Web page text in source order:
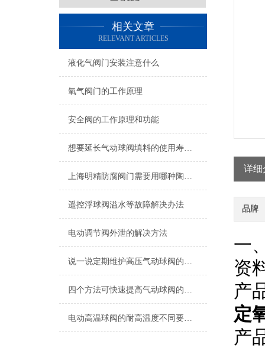
相关文章
RELEVANT ARTICLES
液化气阀门安装注意什么
氧气阀门的工作原理
安全阀的工作原理和功能
想要延长气动球阀填料的使用寿命，这些方法怎么能错过？
上海明精防腐阀门需要用哪种陶瓷材料制作？
遥控浮球阀溢水等故障解决办法
电动调节阀外泄的解决方法
说一说定期维护高压气动球阀的重要性
四个方法可快速提高气动球阀的稳定性
电动高温球阀的耐高温度不同要选择不同材料
详细
品牌
一
资
产
定
产